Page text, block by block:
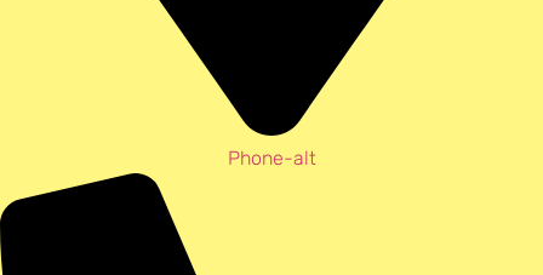
Phone-alt